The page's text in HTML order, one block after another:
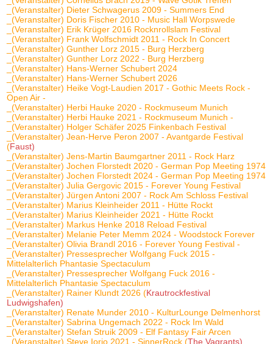
_(Veranstalter) Dieter Schwagerus 2009 - Summers End
_(Veranstalter) Doris Fischer 2010 - Music Hall Worpswede
_(Veranstalter) Erik Krüger 2016 Rocknrollslam Festival
_(Veranstalter) Frank Wolfschmidt 2011 - Rock In Concert
_(Veranstalter) Gunther Lorz 2015 - Burg Herzberg
_(Veranstalter) Gunther Lorz 2022 - Burg Herzberg
_(Veranstalter) Hans-Werner Schubert 2024
_(Veranstalter) Hans-Werner Schubert 2026
_(Veranstalter) Heike Vogt-Laudien 2017 - Gothic Meets Rock -
Open Air -
_(Veranstalter) Herbi Hauke 2020 - Rockmuseum Munich
_(Veranstalter) Herbi Hauke 2021 - Rockmuseum Munich -
_(Veranstalter) Holger Schäfer 2025 Finkenbach Festival
_(Veranstalter) Jean-Herve Peron 2007 - Avantgarde Festival
(Faust)
_(Veranstalter) Jens-Martin Baumgartner 2011 - Rock Harz
_(Veranstalter) Jochen Florstedt 2020 - German Pop Meeting 1974
_(Veranstalter) Jochen Florstedt 2024 - German Pop Meeting 1974
_(Veranstalter) Julia Gergovic 2015 - Forever Young Festival
_(Veranstalter) Jürgen Antoni 2007 - Rock Am Schloss Festival
_(Veranstalter) Marius Kleinheider 2011 - Hütte Rockt
_(Veranstalter) Marius Kleinheider 2021 - Hütte Rockt
_(Veranstalter) Markus Henke 2018 Reload Festival
_(Veranstalter) Melanie Peter Memm 2024 - Woodstock Forever
_(Veranstalter) Olivia Brandl 2016 - Forever Young Festival -
_(Veranstalter) Pressesprecher Wolfgang Fuck 2015 -
Mittelalterlich Phantasie Spectaculum
_(Veranstalter) Pressesprecher Wolfgang Fuck 2016 -
Mittelalterlich Phantasie Spectaculum
_(Veranstalter) Rainer Klundt 2026 (Krautrockfestival
Ludwigshafen)
_(Veranstalter) Renate Munder 2010 - KulturLounge Delmenhorst
_(Veranstalter) Sabrina Ungemach 2022 - Rock Im Wald
_(Veranstalter) Stefan Struik 2009 - Elf Fantasy Fair Arcen
_(Veranstalter) Steve Iorio 2021 - SinnerRock (The Vagrants)